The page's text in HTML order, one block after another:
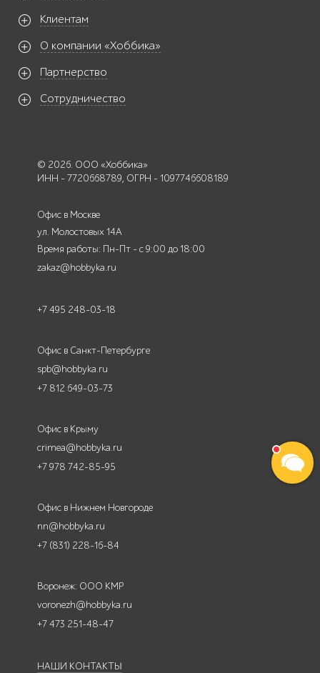
Клиентам
О компании «Хоббика»
Партнерство
Сотрудничество
© 2026. ООО «Хоббика»
ИНН - 7720668789, ОГРН - 1097746608189
Офис в Москве
ул. Молостовых 14А
Время работы: Пн-Пт - с 9:00 до 18:00
zakaz@hobbyka.ru
+7 495 248-03-18
Офис в Санкт-Петербурге
spb@hobbyka.ru
+7 812 649-03-73
Офис в Крыму
crimea@hobbyka.ru
+7 978 742-85-95
Офис в Нижнем Новгороде
nn@hobbyka.ru
+7 (831) 228-16-84
Воронеж: ООО КМР
voronezh@hobbyka.ru
+7 473 251-48-47
НАШИ КОНТАКТЫ